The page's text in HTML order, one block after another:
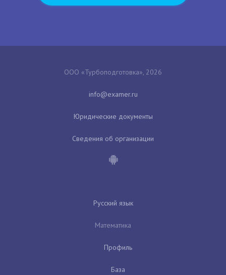
ООО «Турбоподготовка», 2026
Юридические документы
Сведения об организации
Русский язык
Математика
Профиль
База